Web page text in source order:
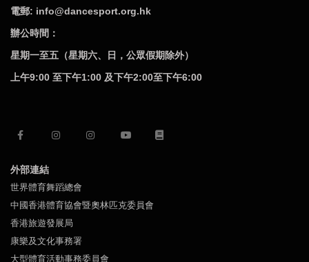
電郵: info@dancesport.org.hk
辦公時間：
星期一至五（星期六、日，公眾假期除外）
上午9:00 至下午1:00 及下午2:00至下午6:00
外部連結
世界體育舞蹈總會
中國香港體育協會暨奧林匹克委員會
香港旅遊發展局
康樂及文化事務署
大型體育活動事務委員會